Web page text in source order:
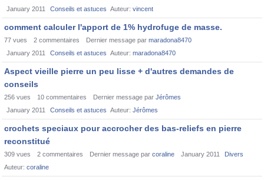
January 2011
Conseils et astuces Auteur: vincent
comment calculer l'apport de 1% hydrofuge de masse.
77 vues 2 commentaires Dernier message par maradona8470
January 2011
Conseils et astuces Auteur: maradona8470
Aspect vieille pierre un peu lisse + d'autres demandes de
conseils
256 vues 10 commentaires Dernier message par Jérômes
January 2011
Conseils et astuces Auteur: Jérômes
crochets speciaux pour accrocher des bas-reliefs en pierre
reconstitué
309 vues 2 commentaires Dernier message par coraline January 2011
Divers
Auteur: coraline